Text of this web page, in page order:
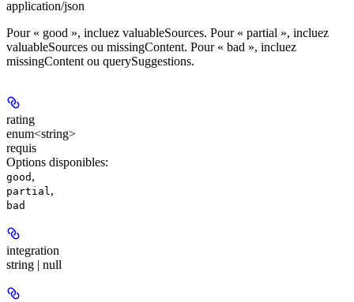
application/json
Pour « good », incluez valuableSources. Pour « partial », incluez
valuableSources ou missingContent. Pour « bad », incluez
missingContent ou querySuggestions.
rating
enum<string>
requis
Options disponibles:
good ,
partial ,
bad
integration
string | null